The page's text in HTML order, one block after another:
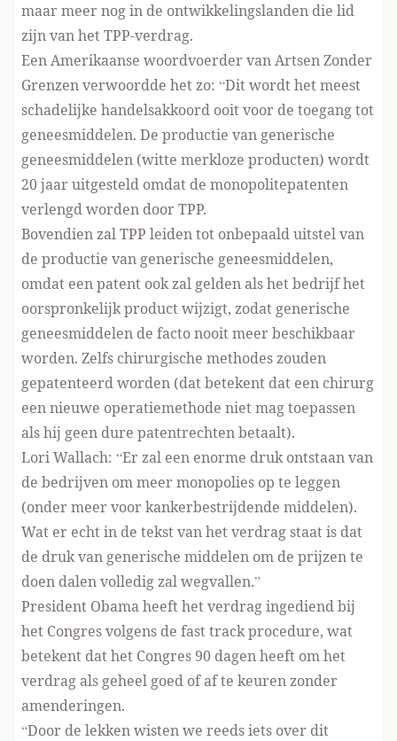
maar meer nog in de ontwikkelingslanden die lid
zijn van het TPP-verdrag.
Een Amerikaanse woordvoerder van Artsen Zonder
Grenzen verwoordde het zo: “Dit wordt het meest
schadelijke handelsakkoord ooit voor de toegang tot
geneesmiddelen. De productie van generische
geneesmiddelen (witte merkloze producten) wordt
20 jaar uitgesteld omdat de monopolitepatenten
verlengd worden door TPP.
Bovendien zal TPP leiden tot onbepaald uitstel van
de productie van generische geneesmiddelen,
omdat een patent ook zal gelden als het bedrijf het
oorspronkelijk product wijzigt, zodat generische
geneesmiddelen de facto nooit meer beschikbaar
worden. Zelfs chirurgische methodes zouden
gepatenteerd worden (dat betekent dat een chirurg
een nieuwe operatiemethode niet mag toepassen
als hij geen dure patentrechten betaalt).
Lori Wallach: “Er zal een enorme druk ontstaan van
de bedrijven om meer monopolies op te leggen
(onder meer voor kankerbestrijdende middelen).
Wat er echt in de tekst van het verdrag staat is dat
de druk van generische middelen om de prijzen te
doen dalen volledig zal wegvallen.”
President Obama heeft het verdrag ingediend bij
het Congres volgens de fast track procedure, wat
betekent dat het Congres 90 dagen heeft om het
verdrag als geheel goed of af te keuren zonder
amenderingen.
“Door de lekken wisten we reeds iets over dit